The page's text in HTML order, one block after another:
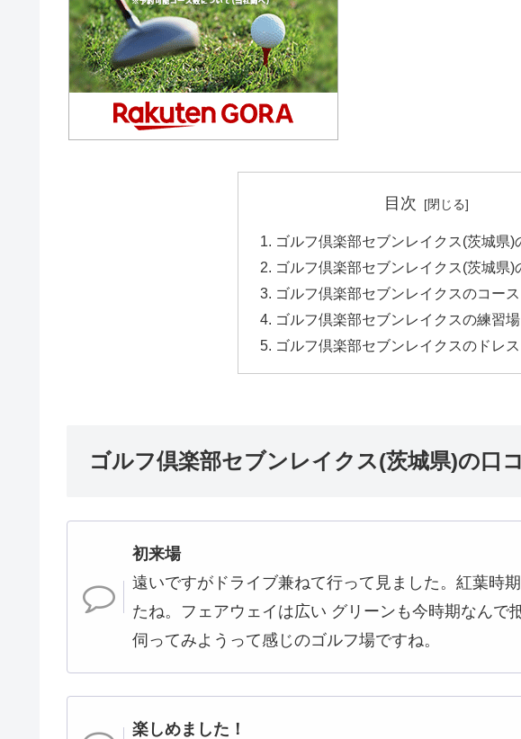
目次
ゴルフ倶楽部セブンレイクス(茨城県)
ゴルフ倶楽部セブンレイクス(茨城県)
ゴルフ倶楽部セブンレイクスのコー
ゴルフ倶楽部セブンレイクスの練習場
ゴルフ倶楽部セブンレイクスのドレ
ゴルフ倶楽部セブンレイクス(茨城県)の口
初来場
遠いですがドライブ兼ねて行って見ました。紅葉時
たね。フェアウェイは広い グリーンも今時期なんで
伺ってみようって感じのゴルフ場ですね。
楽しめました！